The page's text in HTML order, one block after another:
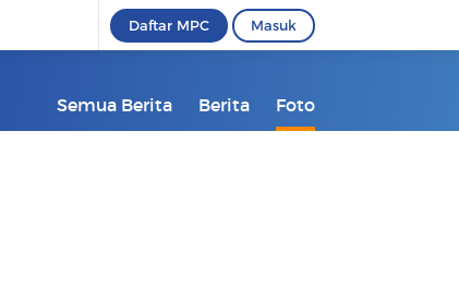
Daftar MPC Masuk
Semua Berita Berita Foto